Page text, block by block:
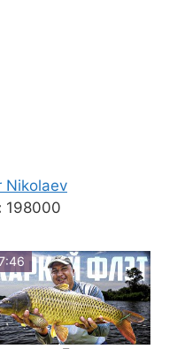
Nikolaev
198000